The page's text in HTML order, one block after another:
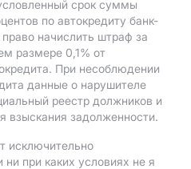
срок суммы
по автокредиту банк-
начислить штраф за
размере 0,1% от
При несоблюдении
данные о нарушителе
реестр должников и
взыскания задолженности.
исключительно
при каких условиях не я